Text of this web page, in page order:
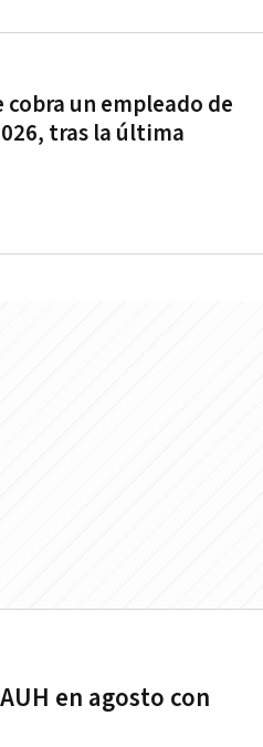
un empleado de
tras la última
en agosto con